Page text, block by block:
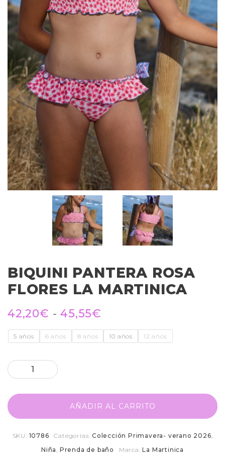
BIQUINI PANTERA ROSA
FLORES LA MARTINICA
42,20€ - 45,55€
5 años 6 años 8 años 10 años 12 años
AÑADIR AL CARRITO
SKU: 10786 Categorías: Colección Primavera- verano 2026
Niña Prenda de baño Marca:La Martinica